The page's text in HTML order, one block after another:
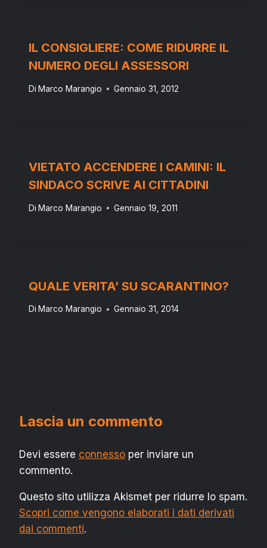
IL CONSIGLIERE: COME RIDURRE IL
NUMERO DEGLI ASSESSORI
Di Marco Marangio Gennaio 31, 2012
VIETATO ACCENDERE I CAMINI: IL
SINDACO SCRIVE AI CITTADINI
Di Marco Marangio Gennaio 19, 2011
QUALE VERITA’ SU SCARANTINO?
Di Marco Marangio Gennaio 31, 2014
Lascia un commento
Devi essere connesso per inviare un
commento.
Questo sito utilizza Akismet per ridurre lo spam.
Scopri come vengono elaborati i dati derivati
dai commenti.